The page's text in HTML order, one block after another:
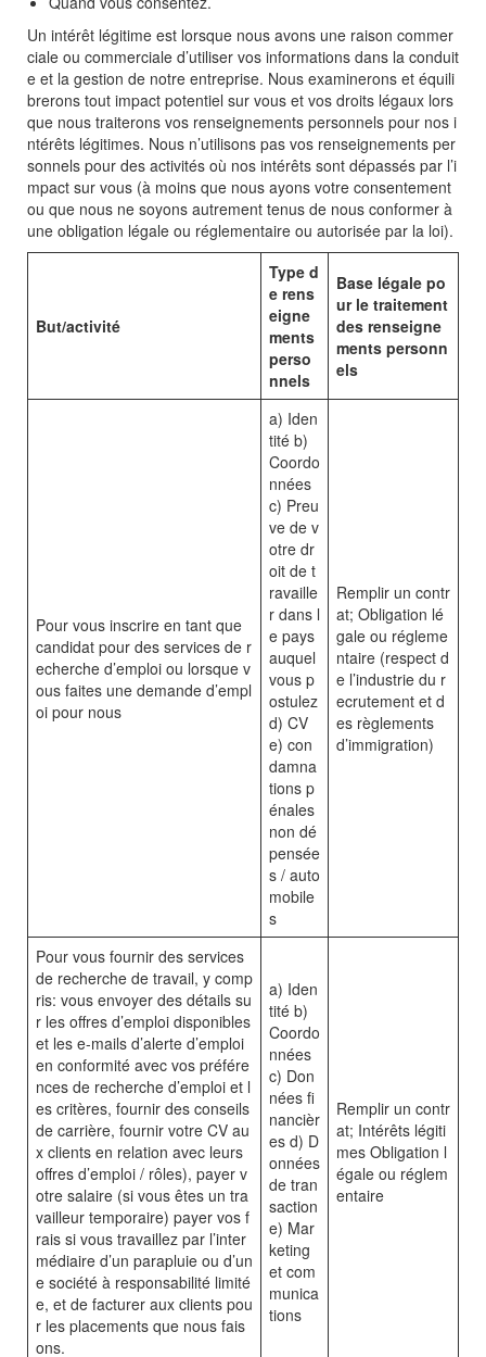
Un intérêt légitime est lorsque nous avons une raison commer
ciale ou commerciale d’utiliser vos informations dans la conduit
e et la gestion de notre entreprise. Nous examinerons et équili
brerons tout impact potentiel sur vous et vos droits légaux lors
que nous traiterons vos renseignements personnels pour nos i
ntérêts légitimes. Nous n’utilisons pas vos renseignements per
sonnels pour des activités où nos intérêts sont dépassés par l’i
mpact sur vous (à moins que nous ayons votre consentement
ou que nous ne soyons autrement tenus de nous conformer à
une obligation légale ou réglementaire ou autorisée par la loi).
But/activité
Type d
e rens
eigne
ments
perso
nnels
Base légale po
ur le traitement
des renseigne
ments personn
els
Pour vous inscrire en tant que
candidat pour des services de r
echerche d’emploi ou lorsque v
ous faites une demande d’empl
oi pour nous
a) Iden
tité b)
Coordo
nnées
c) Preu
ve de v
otre dr
oit de t
ravaille
r dans l
e pays
auquel
vous p
ostulez
d) CV
e) con
damna
tions p
énales
non dé
pensée
s / auto
mobile
s
Remplir un contr
at; Obligation lé
gale ou régleme
ntaire (respect d
e l’industrie du r
ecrutement et d
es règlements
d’immigration)
Pour vous fournir des services
de recherche de travail, y comp
ris: vous envoyer des détails su
r les offres d’emploi disponibles
et les e-mails d’alerte d’emploi
en conformité avec vos préfére
nces de recherche d’emploi et l
es critères, fournir des conseils
de carrière, fournir votre CV au
x clients en relation avec leurs
offres d’emploi / rôles), payer v
otre salaire (si vous êtes un tra
vailleur temporaire) payer vos f
rais si vous travaillez par l’inter
médiaire d’un parapluie ou d’un
e société à responsabilité limité
e, et de facturer aux clients pou
r les placements que nous fais
ons.
a) Iden
tité b)
Coordo
nnées
c) Don
nées fi
nancièr
es d) D
onnées
de tran
saction
e) Mar
keting
et com
munica
tions
Remplir un contr
at; Intérêts légiti
mes Obligation l
égale ou réglem
entaire